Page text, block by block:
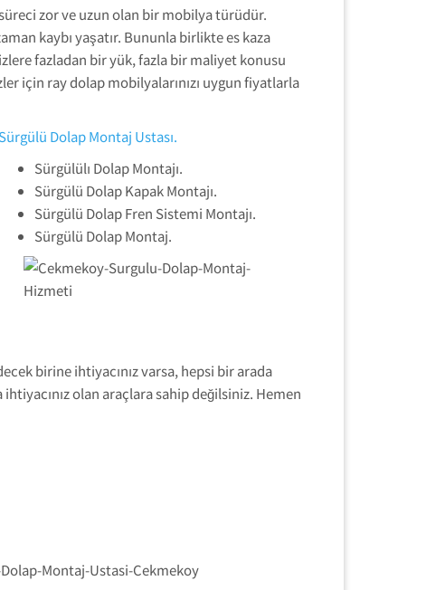
zor ve uzun olan bir mobilya türüdür.
kaybı yaşatır. Bununla birlikte es kaza
fazladan bir yük, fazla bir maliyet konusu
için ray dolap mobilyalarınızı uygun fiyatlarla
Sürgülü Dolap Montaj Ustası.
Sürgülülı Dolap Montajı.
Sürgülü Dolap Kapak Montajı.
Sürgülü Dolap Fren Sistemi Montajı.
Sürgülü Dolap Montaj.
birine ihtiyacınız varsa, hepsi bir arada
olan araçlara sahip değilsiniz. Hemen